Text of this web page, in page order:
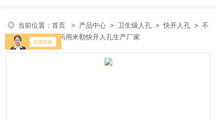
当前位置：首页 > 产品中心 > 卫生级人孔 >快开人孔 > 不
锈钢卫生级制药用米勒快开人孔生产厂家